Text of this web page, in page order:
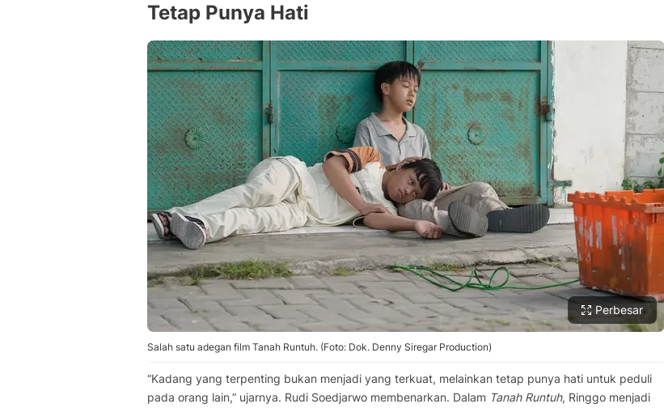
Tetap Punya Hati
Perbesar
Salah satu adegan film Tanah Runtuh. (Foto: Dok. Denny Siregar Production)
“Kadang yang terpenting bukan menjadi yang terkuat, melainkan tetap punya hati untuk peduli
pada orang lain,” ujarnya. Rudi Soedjarwo membenarkan. Dalam Tanah Runtuh, Ringgo menjadi